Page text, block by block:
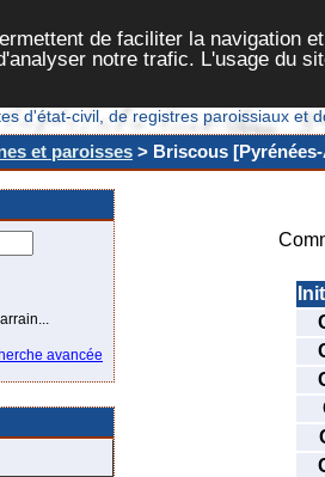
de faciliter la navigation
notre trafic. L'usage du
d'état-civil, de registres paroissiaux et
et paroisses > Briscous
avancée